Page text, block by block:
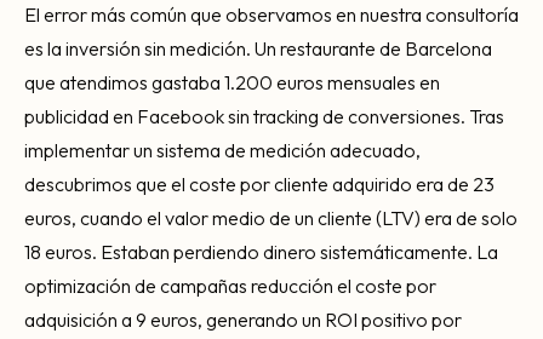
El error más común que observamos en nuestra consultoría
es la inversión sin medición. Un restaurante de Barcelona
que atendimos gastaba 1.200 euros mensuales en
publicidad en Facebook sin tracking de conversiones. Tras
implementar un sistema de medición adecuado,
descubrimos que el coste por cliente adquirido era de 23
euros, cuando el valor medio de un cliente (LTV) era de solo
18 euros. Estaban perdiendo dinero sistemáticamente. La
optimización de campañas reducción el coste por
adquisición a 9 euros, generando un ROI positivo por